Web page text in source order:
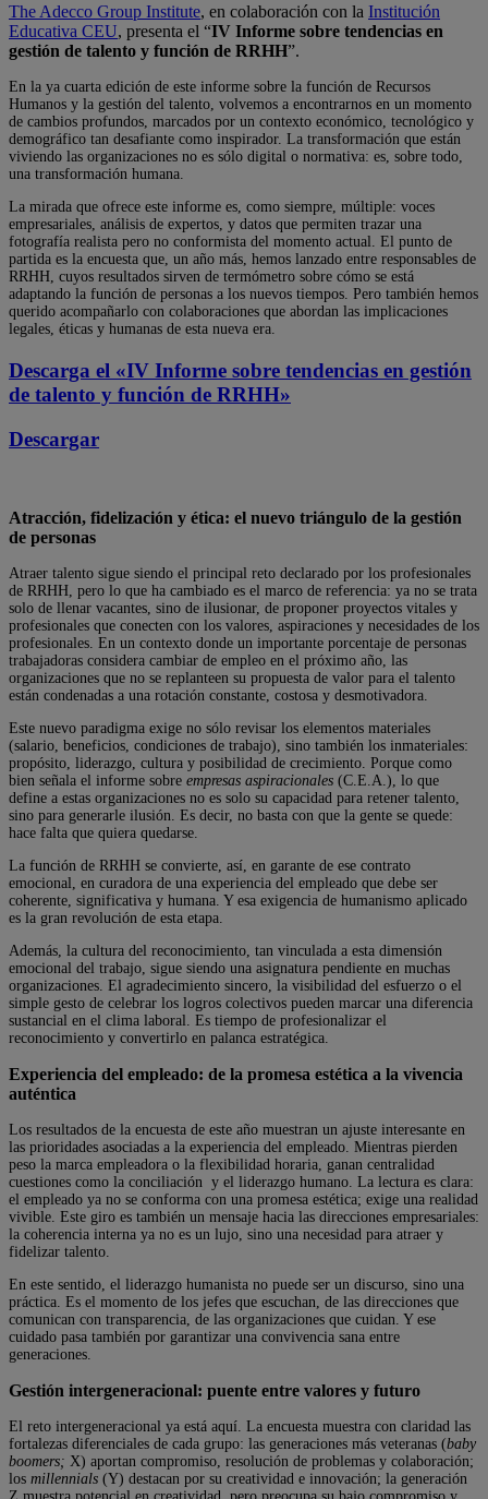
The Adecco Group Institute, en colaboración con la Institución
Educativa CEU, presenta el “IV Informe sobre tendencias en
gestión de talento y función de RRHH”.
En la ya cuarta edición de este informe sobre la función de Recursos
Humanos y la gestión del talento, volvemos a encontrarnos en un momento
de cambios profundos, marcados por un contexto económico, tecnológico y
demográfico tan desafiante como inspirador. La transformación que están
viviendo las organizaciones no es sólo digital o normativa: es, sobre todo,
una transformación humana.
La mirada que ofrece este informe es, como siempre, múltiple: voces
empresariales, análisis de expertos, y datos que permiten trazar una
fotografía realista pero no conformista del momento actual. El punto de
partida es la encuesta que, un año más, hemos lanzado entre responsables de
RRHH, cuyos resultados sirven de termómetro sobre cómo se está
adaptando la función de personas a los nuevos tiempos. Pero también hemos
querido acompañarlo con colaboraciones que abordan las implicaciones
legales, éticas y humanas de esta nueva era.
Descarga el «IV Informe sobre tendencias en gestión
de talento y función de RRHH»
Descargar
Atracción, fidelización y ética: el nuevo triángulo de la gestión
de personas
Atraer talento sigue siendo el principal reto declarado por los profesionales
de RRHH, pero lo que ha cambiado es el marco de referencia: ya no se trata
solo de llenar vacantes, sino de ilusionar, de proponer proyectos vitales y
profesionales que conecten con los valores, aspiraciones y necesidades de los
profesionales. En un contexto donde un importante porcentaje de personas
trabajadoras considera cambiar de empleo en el próximo año, las
organizaciones que no se replanteen su propuesta de valor para el talento
están condenadas a una rotación constante, costosa y desmotivadora.
Este nuevo paradigma exige no sólo revisar los elementos materiales
(salario, beneficios, condiciones de trabajo), sino también los inmateriales:
propósito, liderazgo, cultura y posibilidad de crecimiento. Porque como
bien señala el informe sobre empresas aspiracionales (C.E.A.), lo que
define a estas organizaciones no es solo su capacidad para retener talento,
sino para generarle ilusión. Es decir, no basta con que la gente se quede:
hace falta que quiera quedarse.
La función de RRHH se convierte, así, en garante de ese contrato
emocional, en curadora de una experiencia del empleado que debe ser
coherente, significativa y humana. Y esa exigencia de humanismo aplicado
es la gran revolución de esta etapa.
Además, la cultura del reconocimiento, tan vinculada a esta dimensión
emocional del trabajo, sigue siendo una asignatura pendiente en muchas
organizaciones. El agradecimiento sincero, la visibilidad del esfuerzo o el
simple gesto de celebrar los logros colectivos pueden marcar una diferencia
sustancial en el clima laboral. Es tiempo de profesionalizar el
reconocimiento y convertirlo en palanca estratégica.
Experiencia del empleado: de la promesa estética a la vivencia
auténtica
Los resultados de la encuesta de este año muestran un ajuste interesante en
las prioridades asociadas a la experiencia del empleado. Mientras pierden
peso la marca empleadora o la flexibilidad horaria, ganan centralidad
cuestiones como la conciliación y el liderazgo humano. La lectura es clara:
el empleado ya no se conforma con una promesa estética; exige una realidad
vivible. Este giro es también un mensaje hacia las direcciones empresariales:
la coherencia interna ya no es un lujo, sino una necesidad para atraer y
fidelizar talento.
En este sentido, el liderazgo humanista no puede ser un discurso, sino una
práctica. Es el momento de los jefes que escuchan, de las direcciones que
comunican con transparencia, de las organizaciones que cuidan. Y ese
cuidado pasa también por garantizar una convivencia sana entre
generaciones.
Gestión intergeneracional: puente entre valores y futuro
El reto intergeneracional ya está aquí. La encuesta muestra con claridad las
fortalezas diferenciales de cada grupo: las generaciones más veteranas (baby
boomers; X) aportan compromiso, resolución de problemas y colaboración;
los millennials (Y) destacan por su creatividad e innovación; la generación